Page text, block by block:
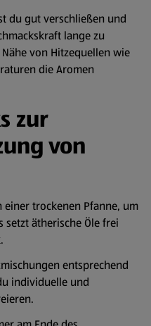
du gut verschließen und
lange zu
von Hitzequellen wie
die Aromen
zur
von
einer trockenen Pfanne, um
setzt ätherische Öle frei
entsprechend
individuelle und